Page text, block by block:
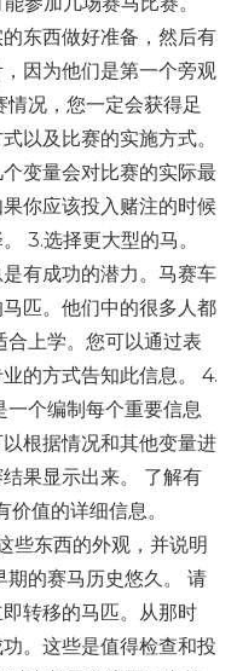
东西做好准备，然后有
因为他们是第一个旁观
况，您一定会获得足
以及比赛的实施方式。
变量会对比赛的实际最
你应该投入赌注的时候
3.选择更大型的马。
有成功的潜力。马赛车
匹。他们中的很多人都
上学。您可以通过表
的方式告知此信息。 4.
个编制每个重要信息
根据情况和其他变量进
果显示出来。 了解有
值的详细信息。
些东西的外观，并说明
期的赛马历史悠久。 请
转移的马匹。从那时
。这些是值得检查和投